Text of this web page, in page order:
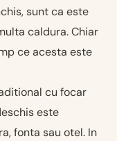
sunt ca este
caldura. Chiar
ce acesta este
cu focar
este
fonta sau otel. In